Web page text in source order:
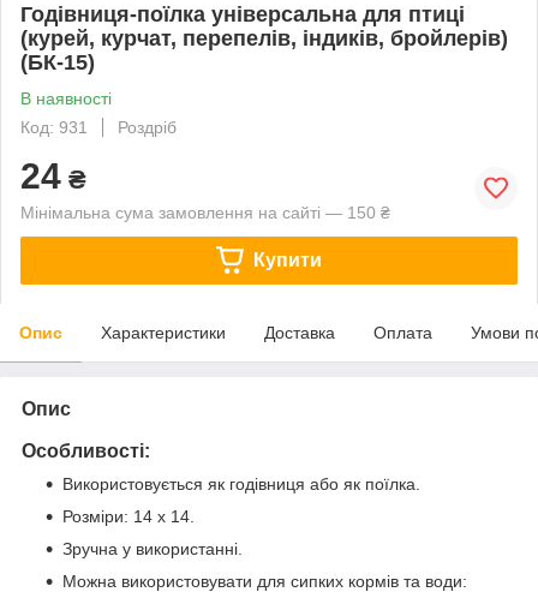
Годівниця-поїлка універсальна для птиці
(курей, курчат, перепелів, індиків, бройлерів)
(БК-15)
В наявності
Код: 931
Роздріб
24 ₴
Мінімальна сума замовлення на сайті — 150 ₴
Купити
Опис Характеристики Доставка Оплата Умови
Опис
Особливості:
Використовується як годівниця або як поїлка.
Розміри: 14 х 14.
Зручна у використанні.
Можна використовувати для сипких кормів та води: